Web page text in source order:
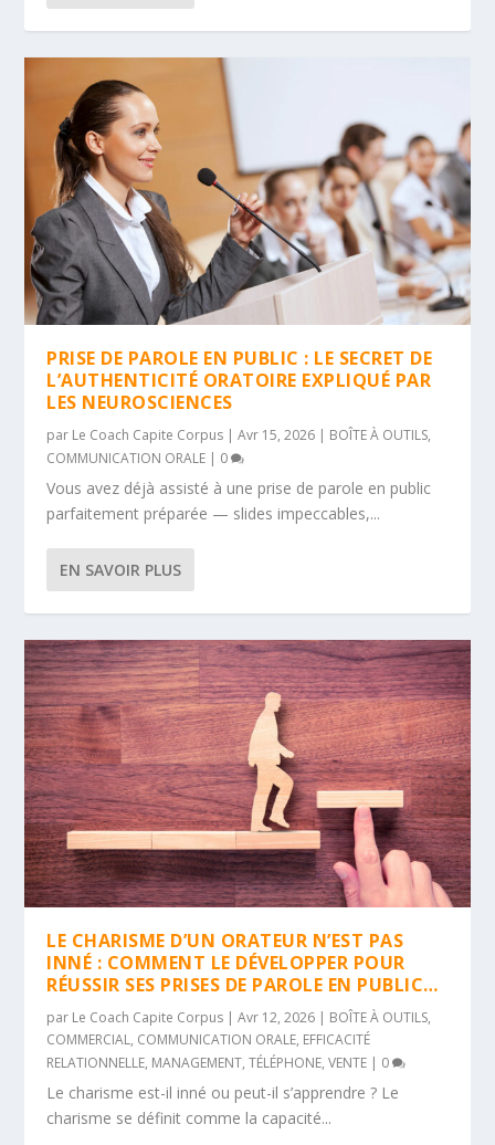
PRISE DE PAROLE EN PUBLIC : LE SECRET DE
L’AUTHENTICITÉ ORATOIRE EXPLIQUÉ PAR
LES NEUROSCIENCES
par Le Coach Capite Corpus |Avr 15, 2026 | BOÎTE À OUTILS,
COMMUNICATION ORALE | 0
Vous avez déjà assisté à une prise de parole en public
parfaitement préparée — slides impeccables,...
EN SAVOIR PLUS
LE CHARISME D’UN ORATEUR N’EST PAS
INNÉ : COMMENT LE DÉVELOPPER POUR
RÉUSSIR SES PRISES DE PAROLE EN PUBLIC…
par Le Coach Capite Corpus |Avr 12, 2026 | BOÎTE À OUTILS,
COMMERCIAL, COMMUNICATION ORALE, EFFICACITÉ
RELATIONNELLE, MANAGEMENT,TÉLÉPHONE,VENTE | 0
Le charisme est-il inné ou peut-il s’apprendre ? Le
charisme se définit comme la capacité...